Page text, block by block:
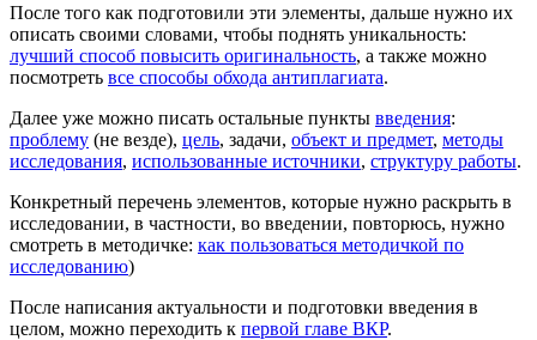
После того как подготовили эти элементы, дальше нужно их
описать своими словами, чтобы поднять уникальность:
лучший способ повысить оригинальность, а также можно
посмотреть все способы обхода антиплагиата.
Далее уже можно писать остальные пункты введения:
проблему (не везде), цель, задачи, объект и предмет, методы
исследования, использованные источники, структуру работы.
Конкретный перечень элементов, которые нужно раскрыть в
исследовании, в частности, во введении, повторюсь, нужно
смотреть в методичке: как пользоваться методичкой по
исследованию)
После написания актуальности и подготовки введения в
целом, можно переходить к первой главе ВКР.